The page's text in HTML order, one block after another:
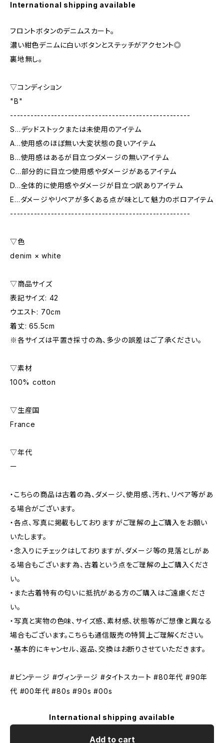
International shipping available
フロントボタンのデニムスカート。
濃い紺色デニムに白いボタンとステッチがアクセント◎
裏地無し。
▽コンディション
"B"
-----------------------------------------------------
S…デッドストックまたは未使用のアイテム
A…使用感のほぼ無い大変状態の良いアイテム
B…使用感はあるが目立つダメージの無いアイテム
C…部分的に目立つ使用感やダメージがあるアイテム
D…全体的に使用感やダメージが目立つ訳ありアイテム
E…ダメージやリペアが多くある点が味として魅力のボロアイテム
-----------------------------------------------------
▽色
denim × white
▽商品サイズ
表記サイズ: 42
ウエスト: 70cm
着丈: 65.5cm
※各サイズは平置き採寸の為、多少の誤差はご了承ください。
▽素材
100% cotton
▽生産国
France
▽年代
ー
・こちらの商品は古着の為、ダメージ、使用感、汚れ、リペア等があ
る場合がございます。
・各点、写真に掲載もしておりますがご理解の上ご購入をお願い
いたします。
・念入りにチェックはしておりますが、ダメージ等の見落としがあ
る場合もございます為、古着という点をご理解の上ご購入くださ
い。
・また古着特有の匂いに抵抗がある方のご購入はご遠慮くださ
い。
・写真と実物の色味、サイズ感、素材感、状態等がご想像と異なる
場合もございます。こちらも通信販売の特質上ご理解ください。
・基本的にキャンセル、返品、交換はお断りさせていただきます。
#ビンテージ #ヴィンテージ #タイトスカート #80年代 #90年
代 #00年代 #80s #90s #00s
International shipping available
Add to cart